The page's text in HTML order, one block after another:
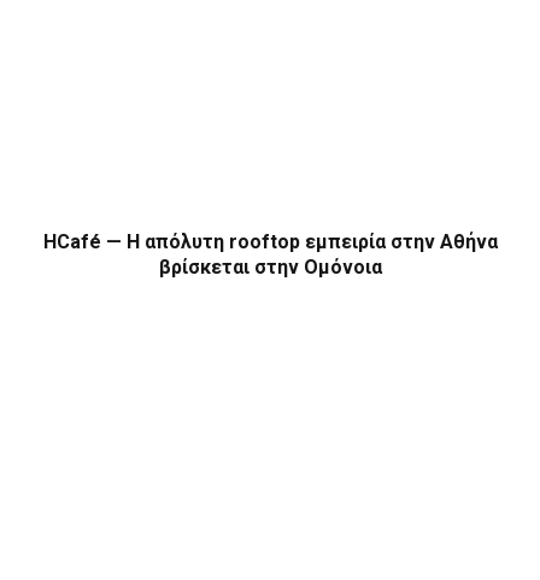
HCafé — Η απόλυτη rooftop εμπειρία στην Αθήνα
βρίσκεται στην Ομόνοια